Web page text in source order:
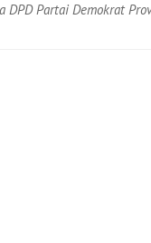
DPD Partai Demokrat